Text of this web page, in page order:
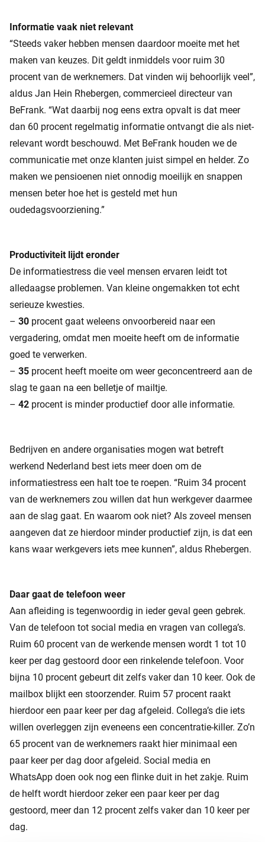
Informatie vaak niet relevant
“Steeds vaker hebben mensen daardoor moeite met het
maken van keuzes. Dit geldt inmiddels voor ruim 30
procent van de werknemers. Dat vinden wij behoorlijk veel”,
aldus Jan Hein Rhebergen, commercieel directeur van
BeFrank. “Wat daarbij nog eens extra opvalt is dat meer
dan 60 procent regelmatig informatie ontvangt die als niet-
relevant wordt beschouwd. Met BeFrank houden we de
communicatie met onze klanten juist simpel en helder. Zo
maken we pensioenen niet onnodig moeilijk en snappen
mensen beter hoe het is gesteld met hun
oudedagsvoorziening.”
Productiviteit lijdt eronder
De informatiestress die veel mensen ervaren leidt tot
alledaagse problemen. Van kleine ongemakken tot echt
serieuze kwesties.
– 30 procent gaat weleens onvoorbereid naar een
vergadering, omdat men moeite heeft om de informatie
goed te verwerken.
– 35 procent heeft moeite om weer geconcentreerd aan de
slag te gaan na een belletje of mailtje.
– 42 procent is minder productief door alle informatie.
Bedrijven en andere organisaties mogen wat betreft
werkend Nederland best iets meer doen om de
informatiestress een halt toe te roepen. “Ruim 34 procent
van de werknemers zou willen dat hun werkgever daarmee
aan de slag gaat. En waarom ook niet? Als zoveel mensen
aangeven dat ze hierdoor minder productief zijn, is dat een
kans waar werkgevers iets mee kunnen”, aldus Rhebergen.
Daar gaat de telefoon weer
Aan afleiding is tegenwoordig in ieder geval geen gebrek.
Van de telefoon tot social media en vragen van collega’s.
Ruim 60 procent van de werkende mensen wordt 1 tot 10
keer per dag gestoord door een rinkelende telefoon. Voor
bijna 10 procent gebeurt dit zelfs vaker dan 10 keer. Ook de
mailbox blijkt een stoorzender. Ruim 57 procent raakt
hierdoor een paar keer per dag afgeleid. Collega’s die iets
willen overleggen zijn eveneens een concentratie-killer. Zo’n
65 procent van de werknemers raakt hier minimaal een
paar keer per dag door afgeleid. Social media en
WhatsApp doen ook nog een flinke duit in het zakje. Ruim
de helft wordt hierdoor zeker een paar keer per dag
gestoord, meer dan 12 procent zelfs vaker dan 10 keer per
dag.